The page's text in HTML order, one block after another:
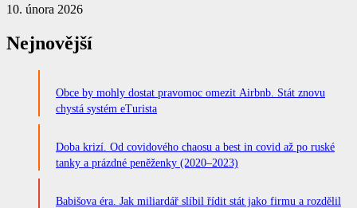
10. února 2026
Nejnovější
Obce by mohly dostat pravomoc omezit Airbnb. Stát znovu
chystá systém eTurista
Doba krizí. Od covidového chaosu a best in covid až po ruské
tanky a prázdné peněženky (2020–2023)
Babišova éra. Jak miliardář slíbil řídit stát jako firmu a rozdělil